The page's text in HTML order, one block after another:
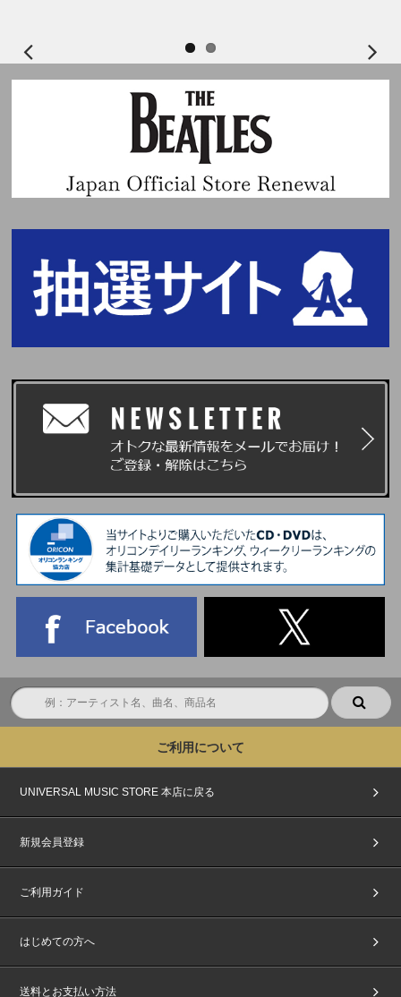
ご利用について
UNIVERSAL MUSIC STORE 本店に戻る
新規会員登録
ご利用ガイド
はじめての方へ
送料とお支払い方法